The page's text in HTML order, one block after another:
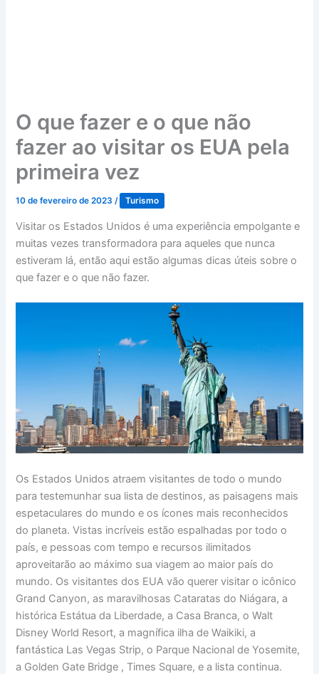
O que fazer e o que não
fazer ao visitar os EUA pela
primeira vez
10 de fevereiro de 2023/ Turismo
Visitar os Estados Unidos é uma experiência empolgante e
muitas vezes transformadora para aqueles que nunca
estiveram lá, então aqui estão algumas dicas úteis sobre o
que fazer e o que não fazer.
Os Estados Unidos atraem visitantes de todo o mundo
para testemunhar sua lista de destinos, as paisagens mais
espetaculares do mundo e os ícones mais reconhecidos
do planeta. Vistas incríveis estão espalhadas por todo o
país, e pessoas com tempo e recursos ilimitados
aproveitarão ao máximo sua viagem ao maior país do
mundo. Os visitantes dos EUA vão querer visitar o icônico
Grand Canyon, as maravilhosas Cataratas do Niágara, a
histórica Estátua da Liberdade, a Casa Branca, o Walt
Disney World Resort, a magnífica ilha de Waikiki, a
fantástica Las Vegas Strip, o Parque Nacional de Yosemite,
a Golden Gate Bridge , Times Square, e a lista continua.